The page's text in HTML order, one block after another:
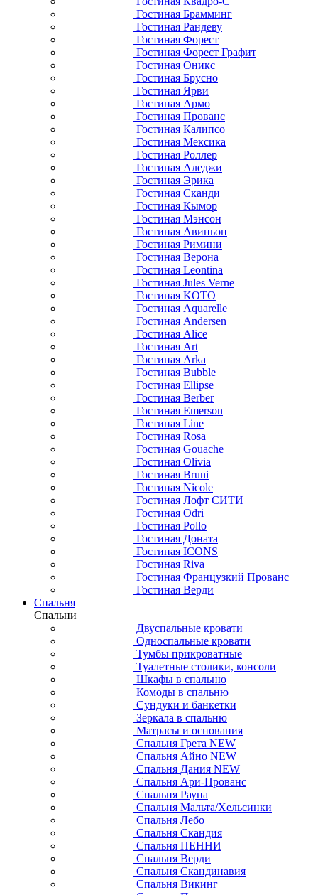
Гостиная Брамминг
Гостиная Рандеву
Гостиная Форест
Гостиная Форест Графит
Гостиная Оникс
Гостиная Брусно
Гостиная Ярви
Гостиная Армо
Гостиная Прованс
Гостиная Калипсо
Гостиная Мексика
Гостиная Роллер
Гостиная Аледжи
Гостиная Эрика
Гостиная Сканди
Гостиная Кымор
Гостиная Мэнсон
Гостиная Авиньон
Гостиная Римини
Гостиная Верона
Гостиная Leontina
Гостиная Jules Verne
Гостиная KOTO
Гостиная Aquarelle
Гостиная Andersen
Гостиная Alice
Гостиная Art
Гостиная Arka
Гостиная Bubble
Гостиная Ellipse
Гостиная Berber
Гостиная Emerson
Гостиная Line
Гостиная Rosa
Гостиная Gouache
Гостиная Olivia
Гостиная Bruni
Гостиная Nicole
Гостиная Лофт СИТИ
Гостиная Odri
Гостиная Pollo
Гостиная Доната
Гостиная ICONS
Гостиная Riva
Гостиная Французкий Прованс
Гостиная Верди
Спальня
Спальни
Двуспальные кровати
Односпальные кровати
Тумбы прикроватные
Туалетные столики, консоли
Шкафы в спальню
Комоды в спальню
Сундуки и банкетки
Зеркала в спальню
Матрасы и основания
Спальня Грета NEW
Спальня Айно NEW
Спальня Дания NEW
Спальня Ари-Прованс
Спальня Рауна
Спальня Мальта/Хельсинки
Спальня Лебо
Спальня Скандия
Спальня ПЕННИ
Спальня Верди
Спальня Скандинавия
Спальня Викинг